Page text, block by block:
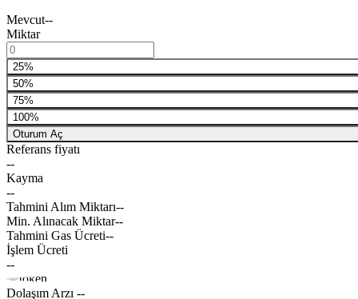
Mevcut--
Miktar
25%
50%
75%
100%
Oturum Aç
Referans fiyatı
--
Kayma
--
Tahmini Alım Miktarı--
Min. Alınacak Miktar--
Tahmini Gas Ücreti--
İşlem Ücreti
--
Dolaşım Arzı --